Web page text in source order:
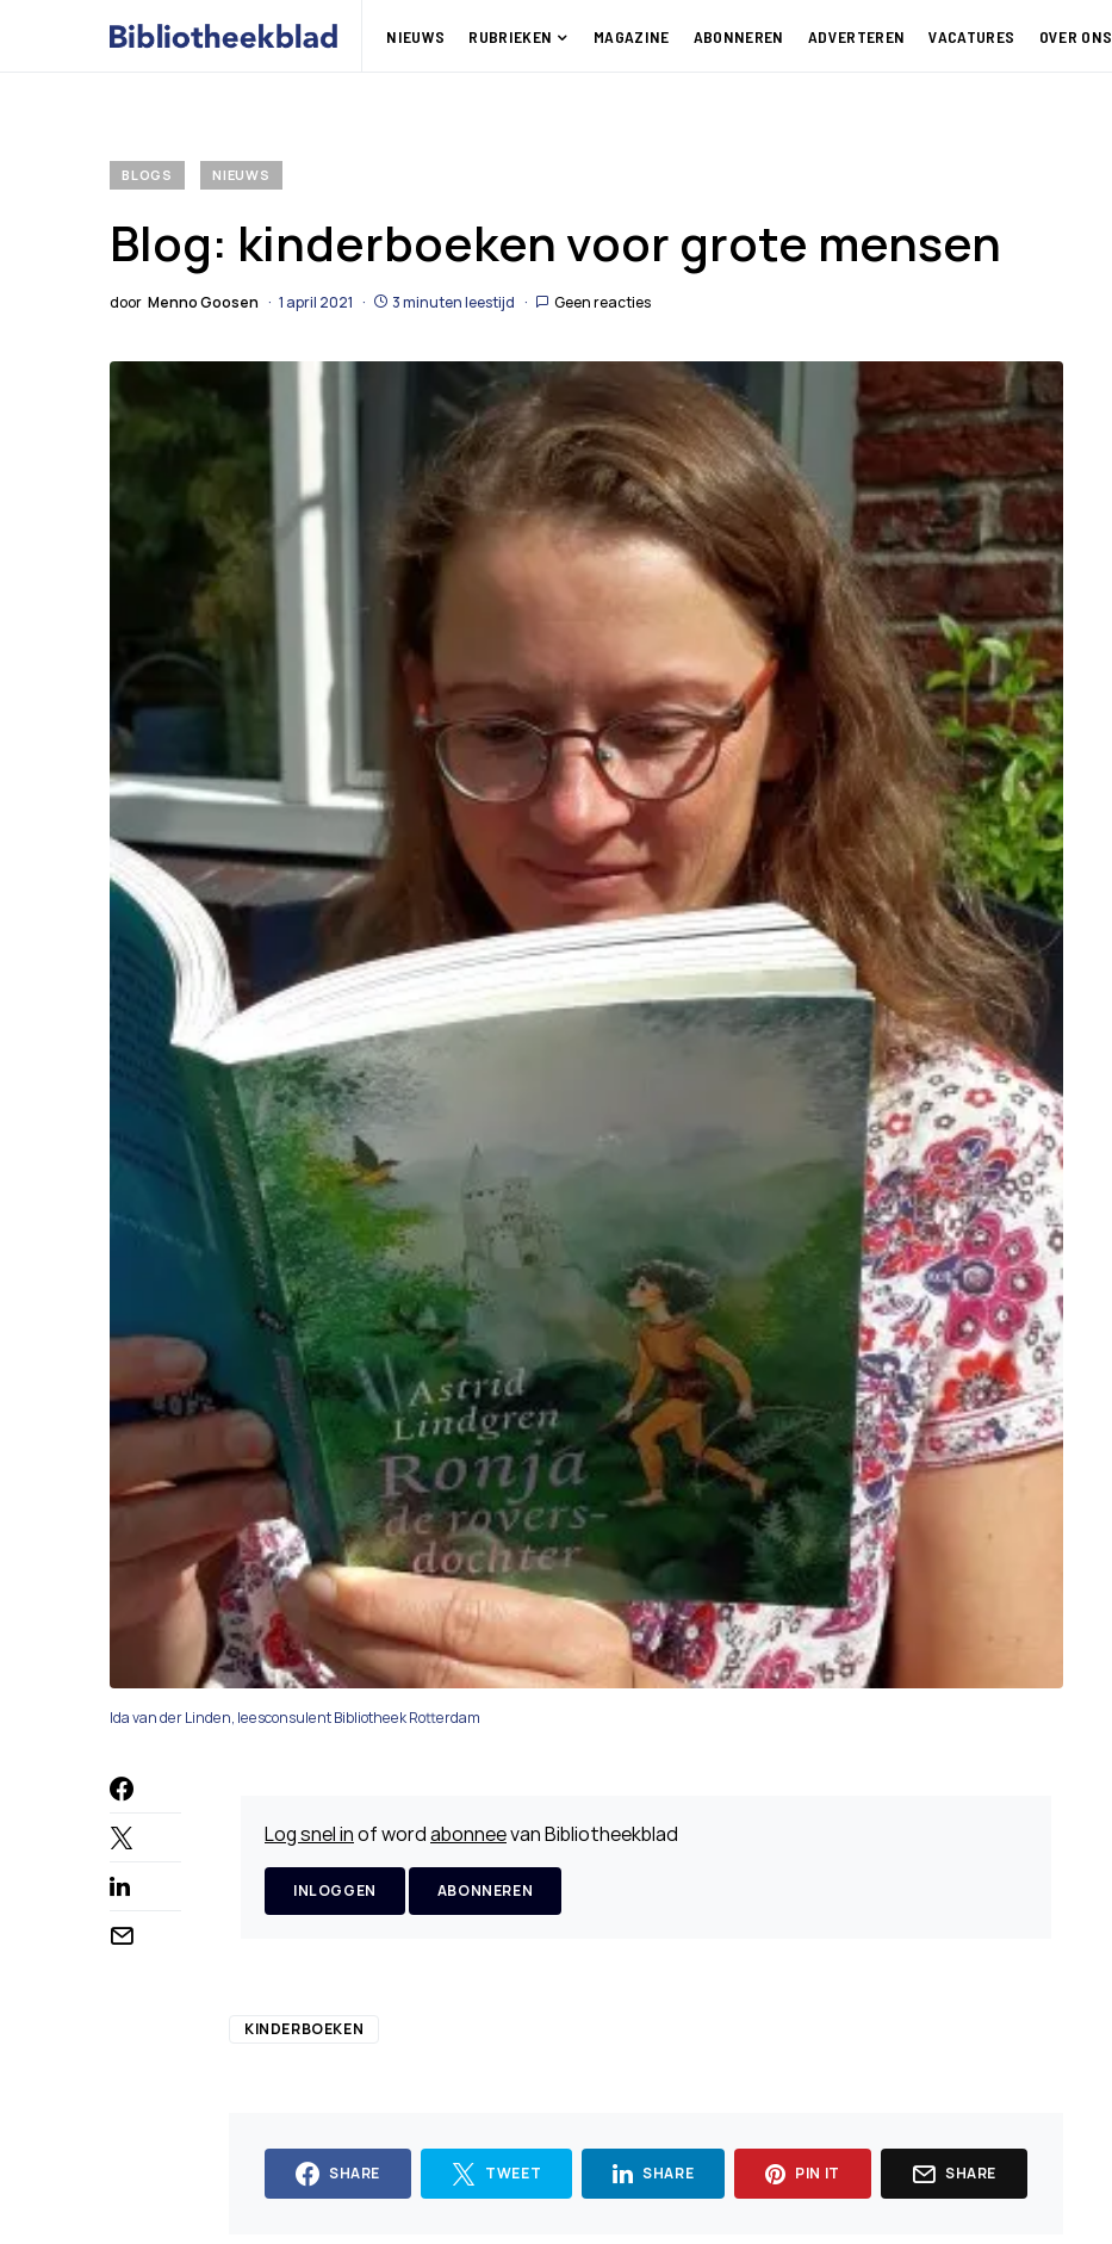
NIEUWS RUBRIEKEN MAGAZINE ABONNEREN ADVERTEREN VACATURES OVER ONS
BLOGS NIEUWS
Blog: kinderboeken voor grote mensen
door Menno Goosen 1 april 2021 3 minuten leestijd Geen reacties
Ida van der Linden, leesconsulent Bibliotheek Rotterdam
Log snel inof wordabonneevan Bibliotheekblad
INLOGGEN ABONNEREN
KINDERBOEKEN
SHARE TWEET SHARE PIN IT SHARE